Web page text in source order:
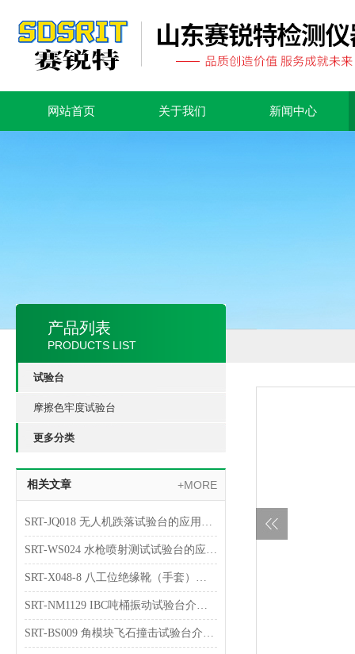
网站首页 关于我们 新闻中心
产品列表
PRODUCTS LIST
试验台
摩擦色牢度试验台
更多分类
相关文章 +MORE
SRT-JQ018 无人机跌落试验台的应用介绍 提供技术指导
SRT-WS024 水枪喷射测试试验台的应用介绍 检测数据稳定
SRT-X048-8 八工位绝缘靴（手套）耐压试验台简单介绍 专业指导操作
SRT-NM1129 IBC吨桶振动试验台介绍 符合标准
SRT-BS009 角模块飞石撞击试验台介绍 质量保证